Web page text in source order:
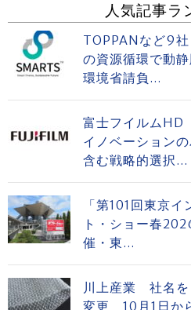
人気記事ラ
TOPPANなど9
の資源循環で動
環境省請負...
富士フイルムHD
イノベーション
含む戦略的選択...
「第101回東京
ト・ショー春
催・東...
川上産業 社名を
変更 10月1日か